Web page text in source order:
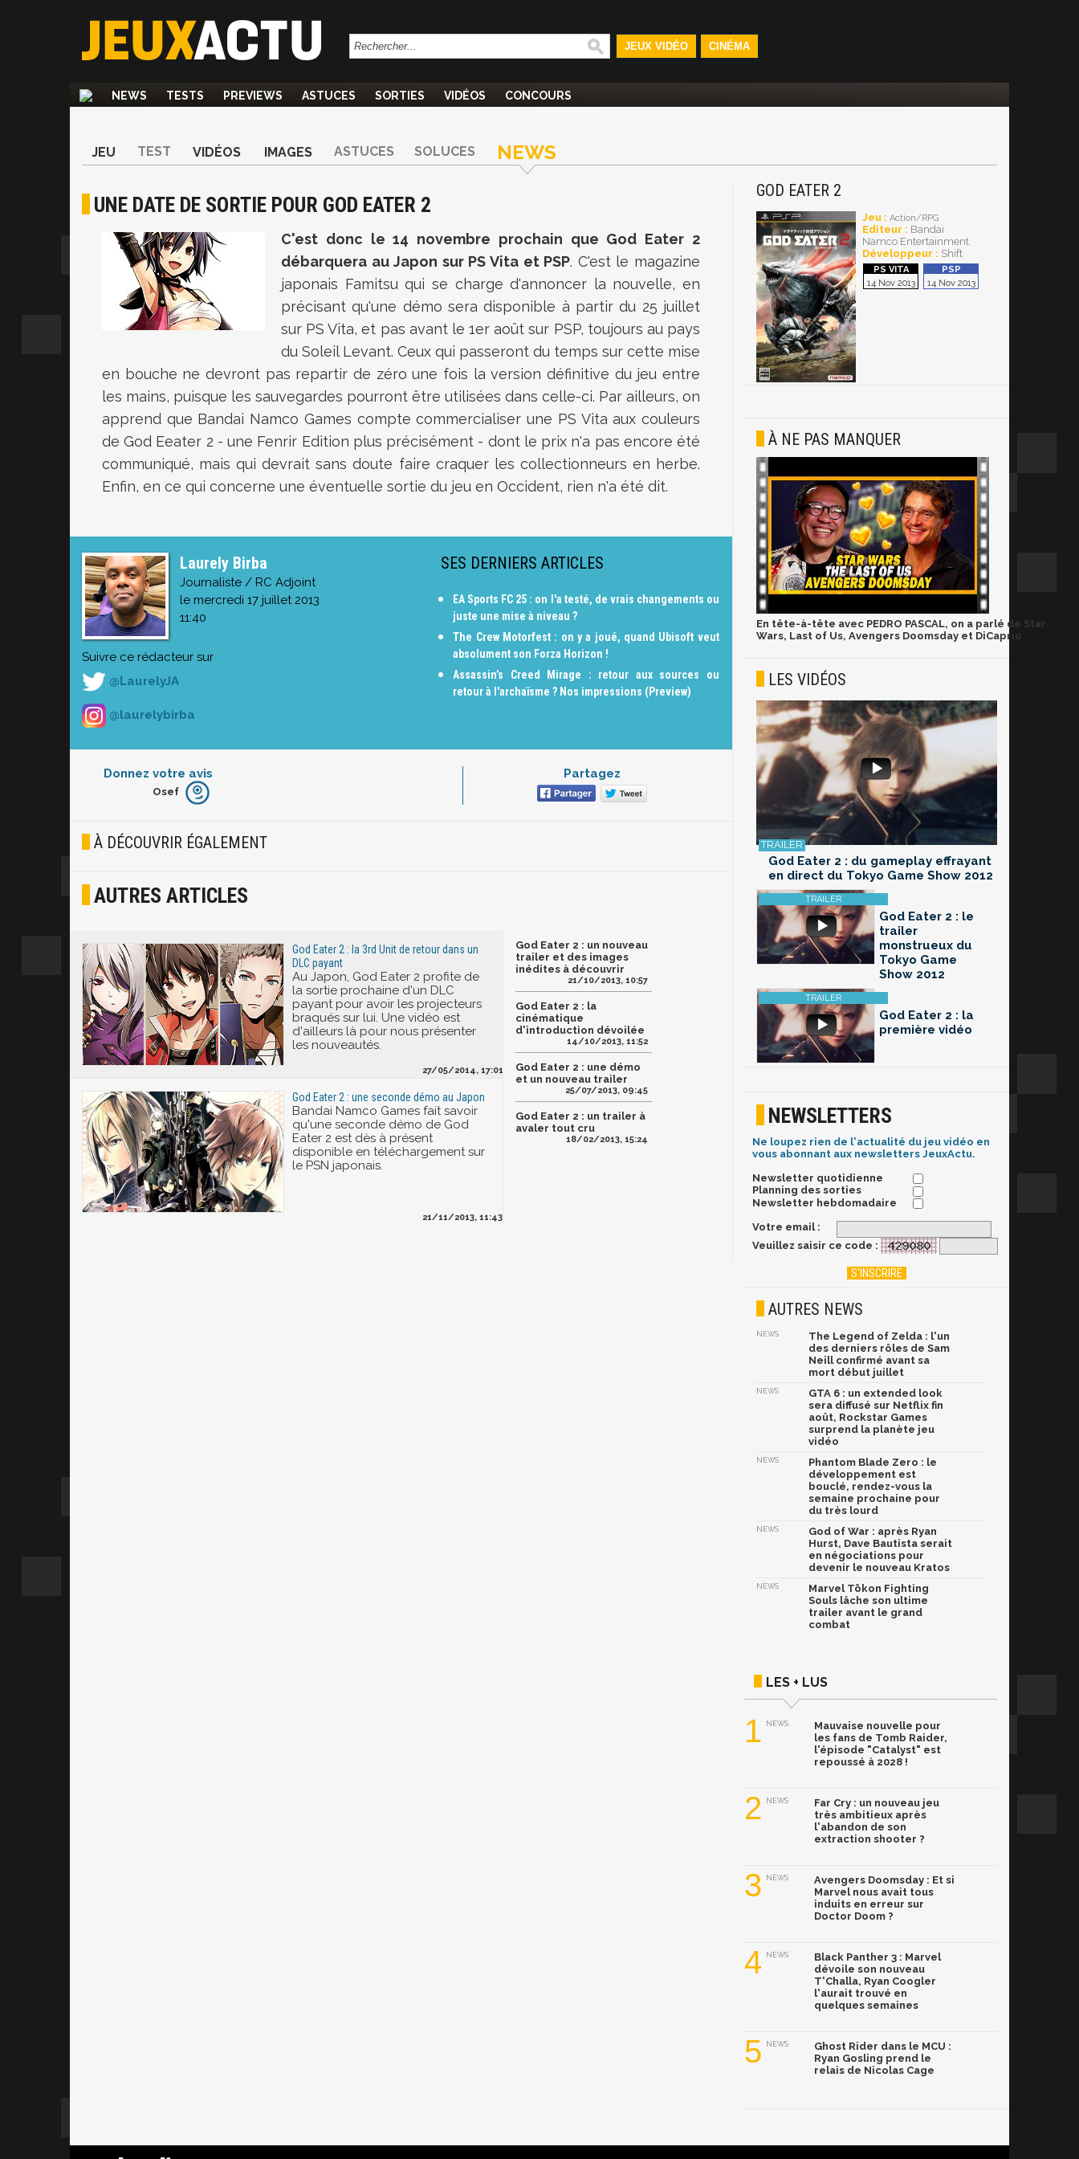
JEUX VIDÉO CINÉMA
NEWS TESTS PREVIEWS ASTUCES SORTIES VIDÉOS CONCOURS
JEU TEST VIDÉOS IMAGES ASTUCES SOLUCES NEWS
UNE DATE DE SORTIE POUR GOD EATER 2
C'est donc le 14 novembre prochain que God Eater 2
débarquera au Japon sur PS Vita et PSP. C'est le magazine
japonais Famitsu qui se charge d'annoncer la nouvelle, en
précisant qu'une démo sera disponible à partir du 25 juillet
sur PS Vita, et pas avant le 1er août sur PSP, toujours au pays
du Soleil Levant. Ceux qui passeront du temps sur cette mise
en bouche ne devront pas repartir de zéro une fois la version définitive du jeu entre
les mains, puisque les sauvegardes pourront être utilisées dans celle-ci. Par ailleurs, on
apprend que Bandai Namco Games compte commercialiser une PS Vita aux couleurs
de God Eeater 2 - une Fenrir Edition plus précisément - dont le prix n'a pas encore été
communiqué, mais qui devrait sans doute faire craquer les collectionneurs en herbe.
Enfin, en ce qui concerne une éventuelle sortie du jeu en Occident, rien n'a été dit.
Laurely Birba
Journaliste / RC Adjoint
le mercredi 17 juillet 2013
11:40
Suivre ce rédacteur sur
@LaurelyJA
@laurelybirba
SES DERNIERS ARTICLES
EA Sports FC 25 : on l'a testé, de vrais changements ou
juste une mise à niveau ?
The Crew Motorfest : on y a joué, quand Ubisoft veut
absolument son Forza Horizon !
Assassin’s Creed Mirage : retour aux sources ou
retour à l'archaïsme ? Nos impressions (Preview)
Donnez votre avis
Furieux
Joyeux
Osef
Partagez
À DÉCOUVRIR ÉGALEMENT
AUTRES ARTICLES
God Eater 2 : la 3rd Unit de retour dans un
DLC payant
Au Japon, God Eater 2 profite de
la sortie prochaine d'un DLC
payant pour avoir les projecteurs
braqués sur lui. Une vidéo est
d'ailleurs là pour nous présenter
les nouveautés.
27/05/2014, 17:01
God Eater 2 : une seconde démo au Japon
Bandai Namco Games fait savoir
qu'une seconde démo de God
Eater 2 est dès à présent
disponible en téléchargement sur
le PSN japonais.
21/11/2013, 11:43
God Eater 2 : un nouveau
trailer et des images
inédites à découvrir
21/10/2013, 10:57
God Eater 2 : la
cinématique
d'introduction dévoilée
14/10/2013, 11:52
God Eater 2 : une démo
et un nouveau trailer
25/07/2013, 09:45
God Eater 2 : un trailer à
avaler tout cru
18/02/2013, 15:24
GOD EATER 2
Jeu : Action/RPG
Editeur : Bandai
Namco Entertainment
Développeur : Shift
14 Nov 2013 14 Nov 2013
À NE PAS MANQUER
En tête-à-tête avec PEDRO PASCAL, on a parlé de Star
Wars, Last of Us, Avengers Doomsday et DiCaprio
LES VIDÉOS
God Eater 2 : du gameplay effrayant
en direct du Tokyo Game Show 2012
God Eater 2 : le
trailer
monstrueux du
Tokyo Game
Show 2012
God Eater 2 : la
première vidéo
NEWSLETTERS
Ne loupez rien de l'actualité du jeu vidéo en
vous abonnant aux newsletters JeuxActu.
Newsletter quotidienne
Planning des sorties
Newsletter hebdomadaire
Votre email :
Veuillez saisir ce code :
AUTRES NEWS
NEWS
The Legend of Zelda : l'un
des derniers rôles de Sam
Neill confirmé avant sa
mort début juillet
NEWS
GTA 6 : un extended look
sera diffusé sur Netflix fin
août, Rockstar Games
surprend la planète jeu
vidéo
NEWS
Phantom Blade Zero : le
développement est
bouclé, rendez-vous la
semaine prochaine pour
du très lourd
NEWS
God of War : après Ryan
Hurst, Dave Bautista serait
en négociations pour
devenir le nouveau Kratos
NEWS
Marvel Tōkon Fighting
Souls lâche son ultime
trailer avant le grand
combat
LES + LUS
1 NEWS
Mauvaise nouvelle pour
les fans de Tomb Raider,
l'épisode "Catalyst" est
repoussé à 2028 !
2 NEWS
Far Cry : un nouveau jeu
très ambitieux après
l'abandon de son
extraction shooter ?
3 NEWS
Avengers Doomsday : Et si
Marvel nous avait tous
induits en erreur sur
Doctor Doom ?
4 NEWS
Black Panther 3 : Marvel
dévoile son nouveau
T'Challa, Ryan Coogler
l'aurait trouvé en
quelques semaines
5 NEWS
Ghost Rider dans le MCU :
Ryan Gosling prend le
relais de Nicolas Cage